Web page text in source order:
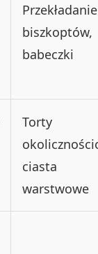
Przekładanie
biszkoptów,
babeczki
Torty
ciasta
warstwowe